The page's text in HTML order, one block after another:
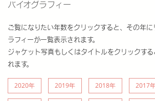
Gallery
Fan Club
バイオグラフィー
ご覧になりたい年数をクリックすると、その年に
ラフィーが一覧表示されます。
ジャケット写真もしくはタイトルをクリックす
れます。
2020年 2019年 2018年 2017